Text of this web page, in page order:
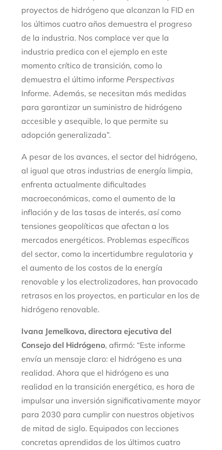
proyectos de hidrógeno que alcanzan la FID en
los últimos cuatro años demuestra el progreso
de la industria. Nos complace ver que la
industria predica con el ejemplo en este
momento crítico de transición, como lo
demuestra el último informe Perspectivas
Informe. Además, se necesitan más medidas
para garantizar un suministro de hidrógeno
accesible y asequible, lo que permite su
adopción generalizada”.
A pesar de los avances, el sector del hidrógeno,
al igual que otras industrias de energía limpia,
enfrenta actualmente dificultades
macroeconómicas, como el aumento de la
inflación y de las tasas de interés, así como
tensiones geopolíticas que afectan a los
mercados energéticos. Problemas específicos
del sector, como la incertidumbre regulatoria y
el aumento de los costos de la energía
renovable y los electrolizadores, han provocado
retrasos en los proyectos, en particular en los de
hidrógeno renovable.
Ivana Jemelkova, directora ejecutiva del
Consejo del Hidrógeno, afirmó: “Este informe
envía un mensaje claro: el hidrógeno es una
realidad. Ahora que el hidrógeno es una
realidad en la transición energética, es hora de
impulsar una inversión significativamente mayor
para 2030 para cumplir con nuestros objetivos
de mitad de siglo. Equipados con lecciones
concretas aprendidas de los últimos cuatro